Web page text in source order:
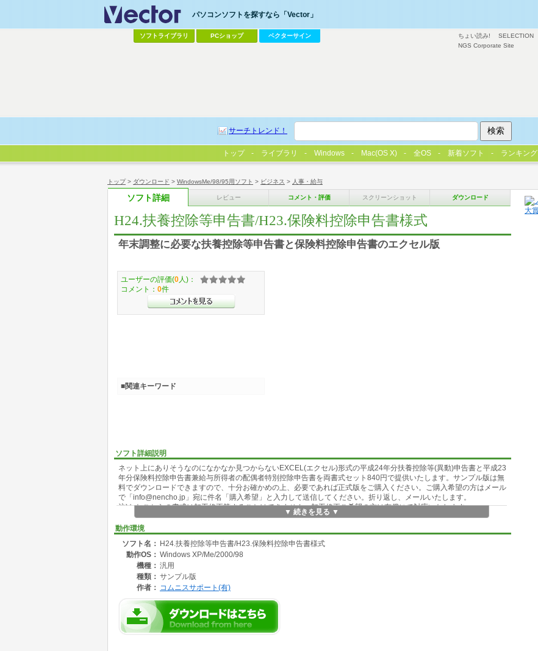
トップ> ダウンロード > WindowsMe/98/95用ソフト > ビジネス > 人事・給与
ソフト詳細 レビュー コメント・評価 スクリーンショット ダウンロード
H24.扶養控除等申告書/H23.保険料控除申告書様式
年末調整に必要な扶養控除等申告書と保険料控除申告書のエクセル版
ソフト詳細説明
ネット上にありそうなのになかなか見つからないEXCEL(エクセル)形式の平成24年分扶養控除等(異動)申告書と平成23
年分保険料控除申告書兼給与所得者の配偶者特別控除申告書を両書式セット840円で提供いたします。サンプル版は無
料でダウンロードできますので、十分お確かめの上、必要であれば正式版をご購入ください。ご購入希望の方はメール
で「info@nencho.jp」宛に件名「購入希望」と入力して送信してください。折り返し、メールいたします。
注)なおこちらの書式は加工修正等することはできません。加工修正ご希望の方は有償にて対応いたします。
▼ 続きを見る ▼
動作環境
ソフト名： H24.扶養控除等申告書/H23.保険料控除申告書様式
動作OS： Windows XP/Me/2000/98
機種： 汎用
種類： サンプル版
作者：
コムニスサポート(有)
ユーザーの評価(0 人)：
コメント： 0件
■関連キーワード
ちょい読み! SELECTION
NGS Corporate Site
パソコンソフトを探すなら「Vector」
ソフトライブラリ PCショップ ベクターサイン
サーチトレンド！
トップ ライブラリ Windows Mac(OS X) 全OS 新着ソフト ランキング